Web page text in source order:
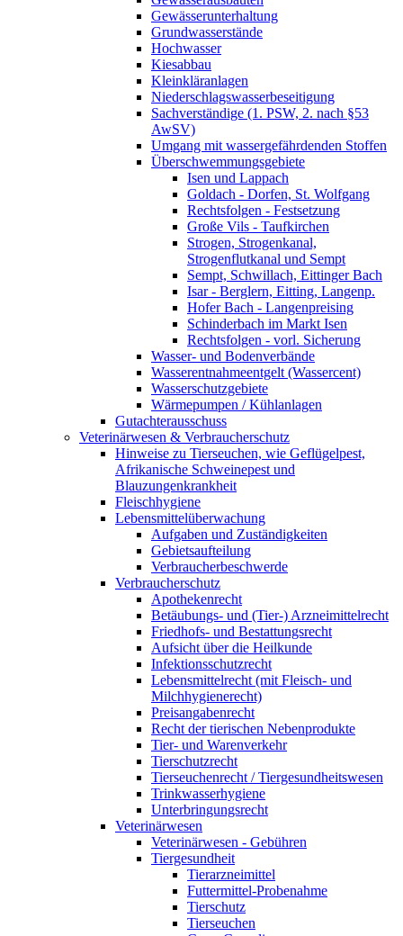
Gewässerunterhaltung
Grundwasserstände
Hochwasser
Kiesabbau
Kleinkläranlagen
Niederschlagswasserbeseitigung
Sachverständige (1. PSW, 2. nach §53
AwSV)
Umgang mit wassergefährdenden Stoffen
Überschwemmungsgebiete
Isen und Lappach
Goldach - Dorfen, St. Wolfgang
Rechtsfolgen - Festsetzung
Große Vils - Taufkirchen
Strogen, Strogenkanal,
Strogenflutkanal und Sempt
Sempt, Schwillach, Eittinger Bach
Isar - Berglern, Eitting, Langenp.
Hofer Bach - Langenpreising
Schinderbach im Markt Isen
Rechtsfolgen - vorl. Sicherung
Wasser- und Bodenverbände
Wasserentnahmeentgelt (Wassercent)
Wasserschutzgebiete
Wärmepumpen / Kühlanlagen
Gutachterausschuss
Veterinärwesen & Verbraucherschutz
Hinweise zu Tierseuchen, wie Geflügelpest,
Afrikanische Schweinepest und
Blauzungenkrankheit
Fleischhygiene
Lebensmittelüberwachung
Aufgaben und Zuständigkeiten
Gebietsaufteilung
Verbraucherbeschwerde
Verbraucherschutz
Apothekenrecht
Betäubungs- und (Tier-) Arzneimittelrecht
Friedhofs- und Bestattungsrecht
Aufsicht über die Heilkunde
Infektionsschutzrecht
Lebensmittelrecht (mit Fleisch- und
Milchhygienerecht)
Preisangabenrecht
Recht der tierischen Nebenprodukte
Tier- und Warenverkehr
Tierschutzrecht
Tierseuchenrecht / Tiergesundheitswesen
Trinkwasserhygiene
Unterbringungsrecht
Veterinärwesen
Veterinärwesen - Gebühren
Tiergesundheit
Tierarzneimittel
Futtermittel-Probenahme
Tierschutz
Tierseuchen